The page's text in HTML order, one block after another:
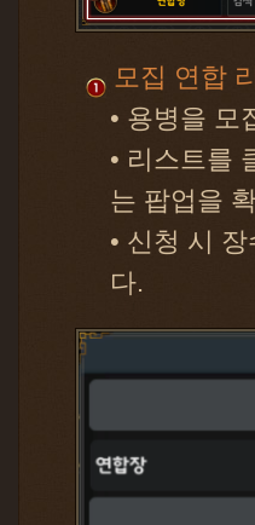
모집 연합
• 용병을 모
• 리스트를
는 팝업을
• 신청 시
다.